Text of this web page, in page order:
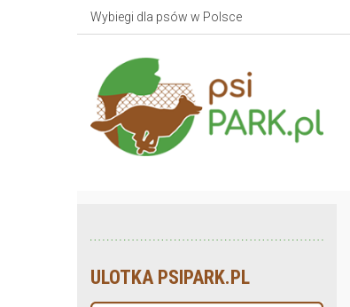
Wybiegi dla psów w Polsce
ULOTKA PSIPARK.PL